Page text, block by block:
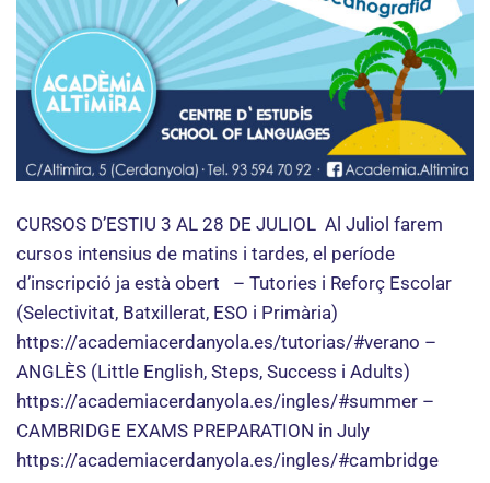
CURSOS D’ESTIU 3 AL 28 DE JULIOL Al Juliol farem
cursos intensius de matins i tardes, el període
d’inscripció ja està obert – Tutories i Reforç Escolar
(Selectivitat, Batxillerat, ESO i Primària)
https://academiacerdanyola.es/tutorias/#verano –
ANGLÈS (Little English, Steps, Success i Adults)
https://academiacerdanyola.es/ingles/#summer –
CAMBRIDGE EXAMS PREPARATION in July
https://academiacerdanyola.es/ingles/#cambridge